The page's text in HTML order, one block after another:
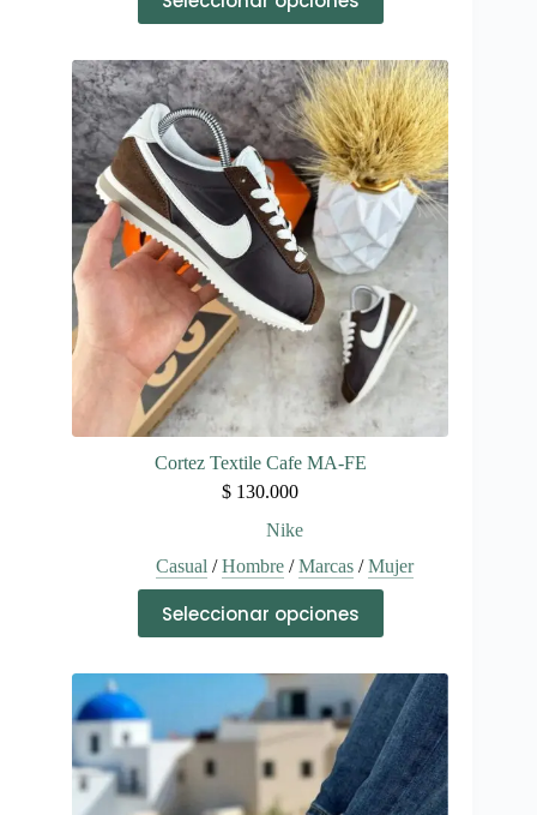
producto
tiene
variantes.
Las
opciones
se
pueden
elegir
en
la
página
producto
Cortez Textile Cafe MA-FE
$ 130.000
Nike
Casual /Hombre/Marcas/Mujer
Seleccionar opciones
producto
tiene
variantes.
Las
opciones
pueden